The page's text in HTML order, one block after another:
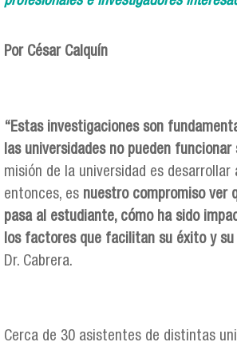
Por César Calquín
“Estas investigaciones son
las universidades no pueden funcionar
misión de la universidad es desarrollar
entonces, es nuestro compromiso ver
pasa al estudiante, cómo ha sido
los factores que facilitan su éxito y su
Dr. Cabrera.
Cerca de 30 asistentes de distintas